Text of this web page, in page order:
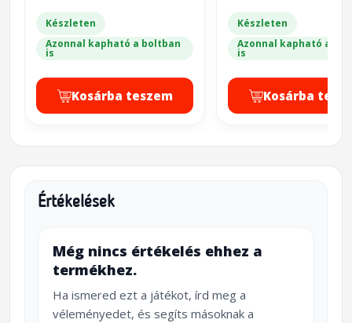
Készleten
Azonnal kapható a boltban
is
Kosárba teszem
Készleten
Azonnal kapható a
is
Kosárba
Értékelések
Még nincs értékelés ehhez a
termékhez.
Ha ismered ezt a játékot, írd meg a
véleményedet, és segíts másoknak a